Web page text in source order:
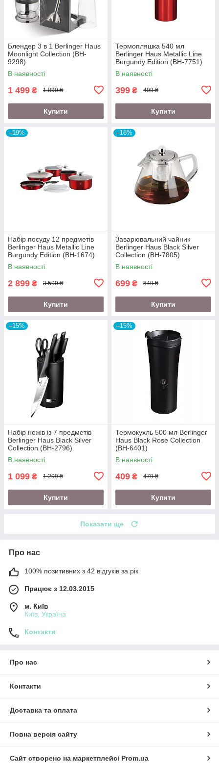
Блендер 3 в 1 Berlinger Haus
Moonlight Collection (BH-
9298)
В наявності
1 499 ₴ 1 899 ₴
Купити
Термопляшка 540 мл
Berlinger Haus Metallic Line
Burgundy Edition (BH-7751)
В наявності
399 ₴ 499 ₴
Купити
–19%
Набір посуду 12 предметів
Berlinger Haus Metallic Line
Burgundy Edition (BH-1674)
В наявності
2 899 ₴ 3 599 ₴
Купити
–18%
Заварювальний чайник
Berlinger Haus Black Silver
Collection (BH-7805)
В наявності
699 ₴ 849 ₴
Купити
–15%
Набір ножів із 7 предметів
Berlinger Haus Black Silver
Collection (BH-2796)
В наявності
1 099 ₴ 1 299 ₴
Купити
–15%
Термокухль 500 мл Berlinger
Haus Black Rose Collection
(BH-6401)
В наявності
409 ₴ 479 ₴
Купити
Показати ще
Про нас
100% позитивних з 42 відгуків за рік
Працює з 12.03.2015
м. Київ
Київ, Україна
Контакти
Про нас
Контакти
Доставка та оплата
Повна версія сайту
Сайт створено на маркетплейсі Prom.ua